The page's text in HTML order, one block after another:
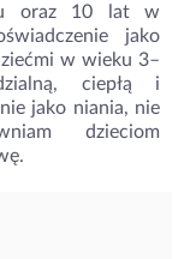
oraz 10 lat w
jako
w wieku 3–
ciepłą i
jako niania, nie
dzieciom